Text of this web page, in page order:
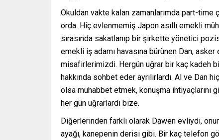
Okuldan vakte kalan zamanlarımda part-time
orda. Hiç evlenmemiş Japon asıllı emekli
sırasında sakatlanıp bir şirkette yönetici
emekli iş adamı havasına bürünen Dan,
misafirlerimizdi. Hergün uğrar bir kaç kadeh
hakkında sohbet eder ayrılırlardı. Al ve Dan
olsa muhabbet etmek, konuşma ihtiyaçlarını
her gün uğrarlardı bize.
Diğerlerinden farklı olarak Dawen evliydi, onun
ayağı, kanepenin derisi gibi. Bir kaç telefon